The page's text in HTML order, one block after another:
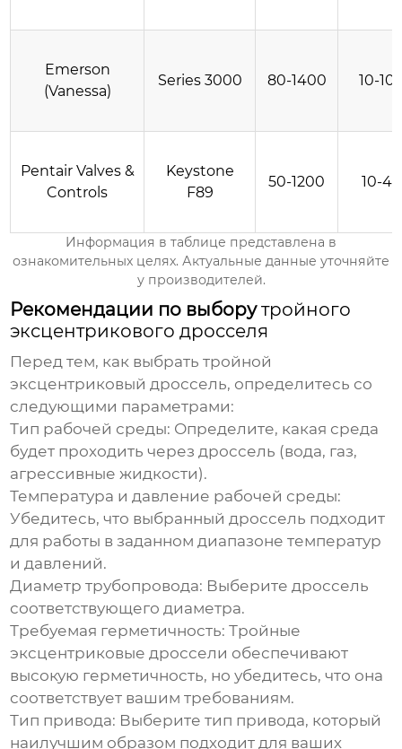
Emerson
(Vanessa)
Series 3000 80-1400 10-
Pentair Valves &
Controls
Keystone
F89
50-1200 10-40
Информация в таблице представлена в
ознакомительных целях. Актуальные данные уточняйте
у производителей.
Рекомендации по выборутройного
эксцентрикового дросселя
Перед тем, как выбратьтройной
эксцентриковый дроссель, определитесь со
следующими параметрами:
Тип рабочей среды: Определите, какая среда
будет проходить через дроссель (вода, газ,
агрессивные жидкости).
Температура и давление рабочей среды:
Убедитесь, что выбранный дроссель подходит
для работы в заданном диапазоне температур
и давлений.
Диаметр трубопровода: Выберите дроссель
соответствующего диаметра.
Требуемая герметичность:Тройные
эксцентриковые дроссели обеспечивают
высокую герметичность, но убедитесь, что она
соответствует вашим требованиям.
Тип привода: Выберите тип привода, который
наилучшим образом подходит для ваших